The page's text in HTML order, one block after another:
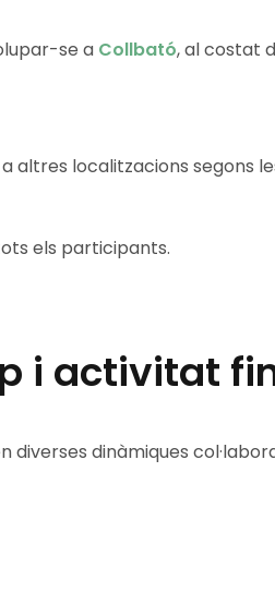
se a Collbató, al costat
altres localitzacions segons
els participants.
i activitat
diverses dinàmiques